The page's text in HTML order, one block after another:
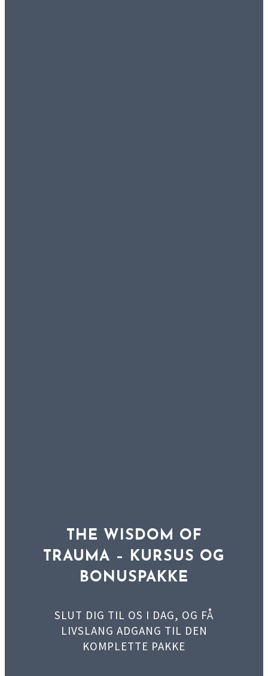
THE WISDOM OF
TRAUMA – KURSUS OG
BONUSPAKKE
SLUT DIG TIL OS I DAG, OG FÅ
LIVSLANG ADGANG TIL DEN
KOMPLETTE PAKKE